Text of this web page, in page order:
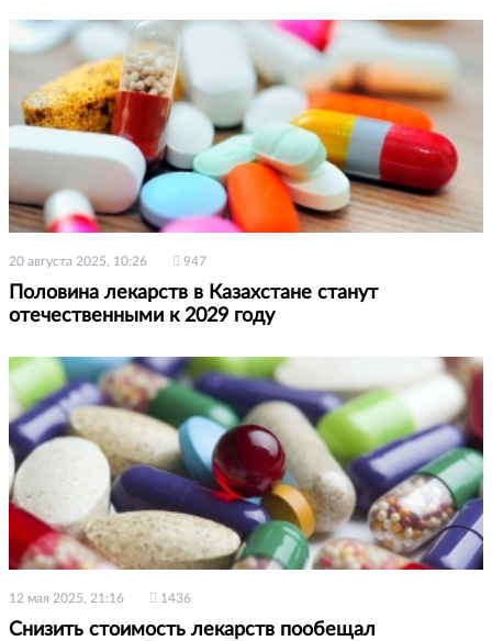
20 августа 2025, 10:26 947
Половина лекарств в Казахстане станут
отечественными к 2029 году
12 мая 2025, 21:16 1436
Снизить стоимость лекарств пообещал